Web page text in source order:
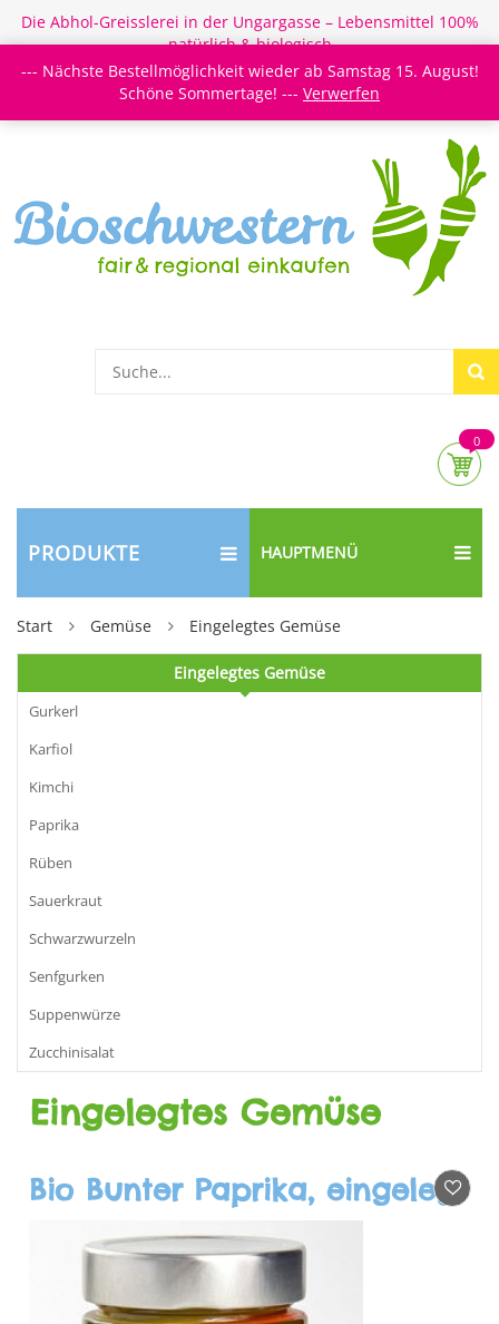
Die Abhol-Greisslerei in der Ungargasse – Lebensmittel 100%
natürlich & biologisch
Login/Register Newsletter Meine Merkzettel
0
PRODUKTE HAUPTMENÜ
Start Gemüse Eingelegtes Gemüse
Eingelegtes Gemüse
Gurkerl
Karfiol
Kimchi
Paprika
Rüben
Sauerkraut
Schwarzwurzeln
Senfgurken
Suppenwürze
Zucchinisalat
Eingelegtes Gemüse
Bio Bunter Paprika, eingelegt
--- Nächste Bestellmöglichkeit wieder ab Samstag 15. August!
Schöne Sommertage! --- Verwerfen